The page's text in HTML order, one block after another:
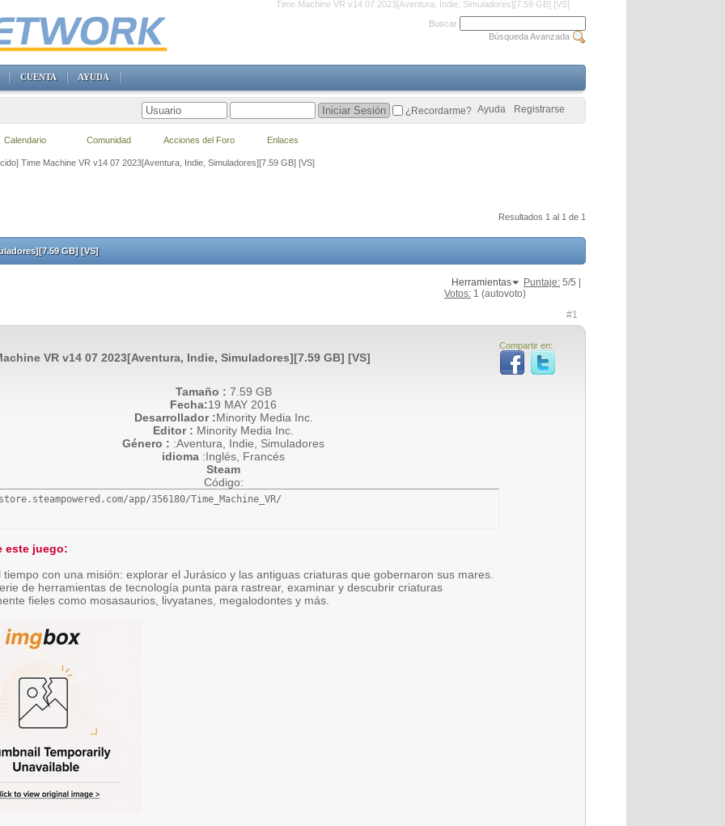
Time Machine VR v14 07 2023[Aventura, Indie, Simuladores][7.59 GB] [VS]
Time Machine VR v14 07 2023[Aventura, Indie, Simuladores][7.59 GB] [VS]
Resultados 1 al 1 de 1
GB] [VS]
Herramientas Puntaje: 5/5 |
Votos: 1 (autovoto)
#1
Compartir en:
VR v14 07 2023[Aventura, Indie, Simuladores][7.59 GB] [VS]
Tamaño : 7.59 GB
Fecha:19 MAY 2016
Desarrollador :Minority Media Inc.
Editor : Minority Media Inc.
Género : :Aventura, Indie, Simuladores
idioma :Inglés, Francés
Steam
Código:
app/356180/Time_Machine_VR/
este juego:
tiempo con una misión: explorar el Jurásico y las antiguas criaturas que gobernaron sus mares.
de herramientas de tecnología punta para rastrear, examinar y descubrir criaturas
fieles como mosasaurios, livyatanes, megalodontes y más.
Buscar
Búsqueda Avanzada
CUENTA AYUDA
Registrarse
Ayuda
¿Recordarme?
Calendario Comunidad Acciones del Foro Enlaces